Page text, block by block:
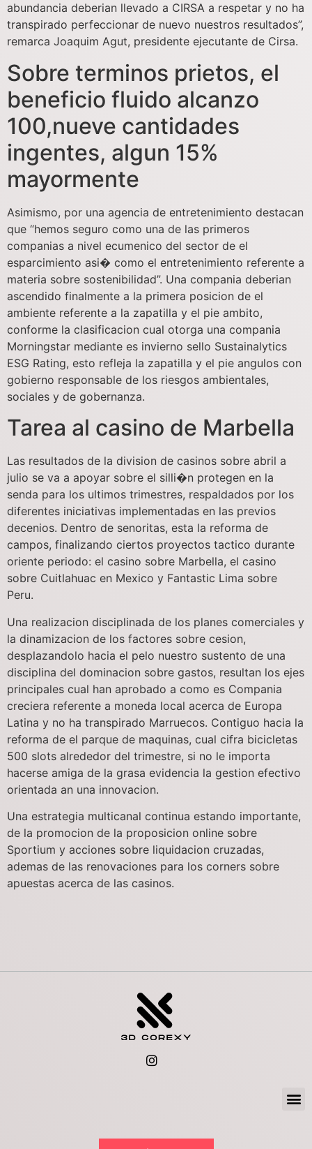
abundancia deberian llevado a CIRSA a respetar y no ha
transpirado perfeccionar de nuevo nuestros resultados”,
remarca Joaquim Agut, presidente ejecutante de Cirsa.
Sobre terminos prietos, el
beneficio fluido alcanzo
100,nueve cantidades
ingentes, algun 15%
mayormente
Asimismo, por una agencia de entretenimiento destacan
que “hemos seguro como una de las primeros
companias a nivel ecumenico del sector de el
esparcimiento asi� como el entretenimiento referente a
materia sobre sostenibilidad”. Una compania deberian
ascendido finalmente a la primera posicion de el
ambiente referente a la zapatilla y el pie ambito,
conforme la clasificacion cual otorga una compania
Morningstar mediante es invierno sello Sustainalytics
ESG Rating, esto refleja la zapatilla y el pie angulos con
gobierno responsable de los riesgos ambientales,
sociales y de gobernanza.
Tarea al casino de Marbella
Las resultados de la division de casinos sobre abril a
julio se va a apoyar sobre el silli�n protegen en la
senda para los ultimos trimestres, respaldados por los
diferentes iniciativas implementadas en las previos
decenios. Dentro de senoritas, esta la reforma de
campos, finalizando ciertos proyectos tactico durante
oriente periodo: el casino sobre Marbella, el casino
sobre Cuitlahuac en Mexico y Fantastic Lima sobre
Peru.
Una realizacion disciplinada de los planes comerciales y
la dinamizacion de los factores sobre cesion,
desplazandolo hacia el pelo nuestro sustento de una
disciplina del dominacion sobre gastos, resultan los ejes
principales cual han aprobado a como es Compania
creciera referente a moneda local acerca de Europa
Latina y no ha transpirado Marruecos. Contiguo hacia la
reforma de el parque de maquinas, cual cifra bicicletas
500 slots alrededor del trimestre, si no le importa
hacerse amiga de la grasa evidencia la gestion efectivo
orientada an una innovacion.
Una estrategia multicanal continua estando importante,
de la promocion de la proposicion online sobre
Sportium y acciones sobre liquidacion cruzadas,
ademas de las renovaciones para los corners sobre
apuestas acerca de las casinos.